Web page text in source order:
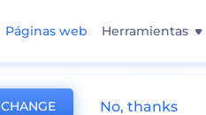
Páginas web Herramientas
CHANGE No, thanks